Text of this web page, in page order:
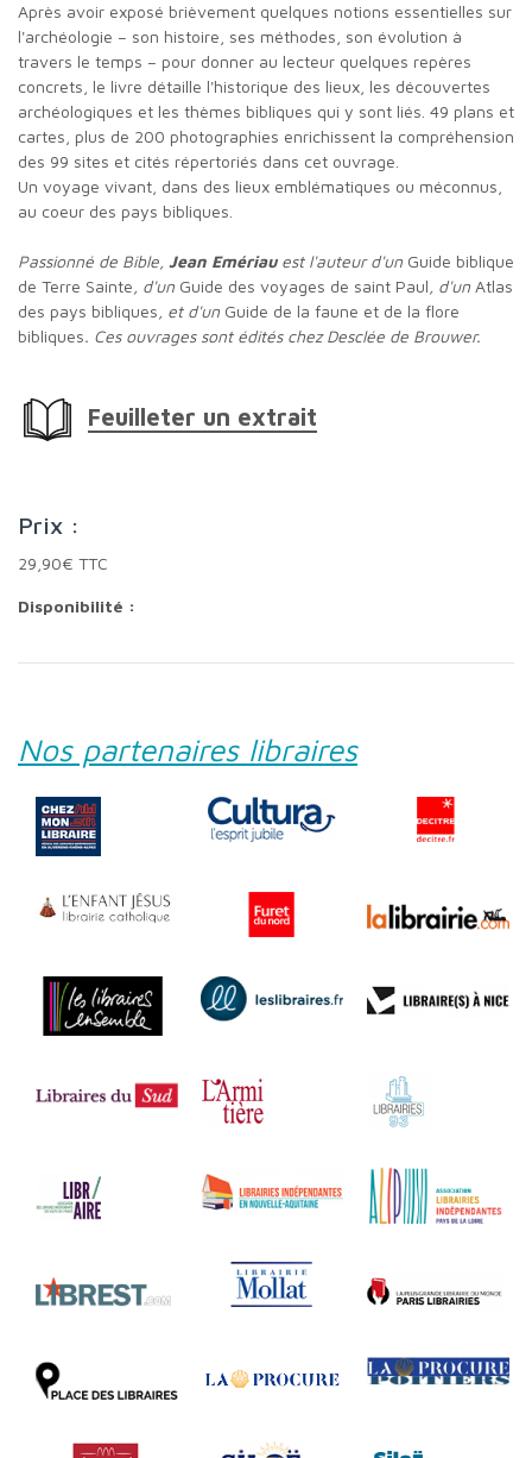
Après avoir exposé brièvement quelques notions essentielles sur
l'archéologie – son histoire, ses méthodes, son évolution à
travers le temps – pour donner au lecteur quelques repères
concrets, le livre détaille l'historique des lieux, les découvertes
archéologiques et les thèmes bibliques qui y sont liés. 49 plans et
cartes, plus de 200 photographies enrichissent la compréhension
des 99 sites et cités répertoriés dans cet ouvrage.
Un voyage vivant, dans des lieux emblématiques ou méconnus,
au coeur des pays bibliques.
Passionné de Bible, Jean Emériau est l'auteur d'un Guide biblique
de Terre Sainte , d'un Guide des voyages de saint Paul , d'un Atlas
des pays bibliques , et d'un Guide de la faune et de la flore
bibliques. Ces ouvrages sont édités chez Desclée de Brouwer.
Feuilleter un extrait
Prix :
29,90€ TTC
Disponibilité :
Nos partenaires libraires